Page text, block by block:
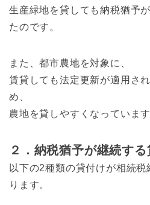
生産緑地を貸しても納税猶予
たのです。
また、都市農地を対象に、
賃貸しても法定更新が適用さ
め、
農地を貸しやすくなっています
２．納税猶予が継続す
以下の2種類の貸付けが相続
ります。